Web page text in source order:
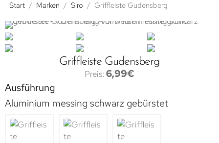
Start / Marken / Siro / Griffleiste Gudensberg
Griffleiste Gudensberg
6,99€
Ausführung
Aluminium messing schwarz gebürstet